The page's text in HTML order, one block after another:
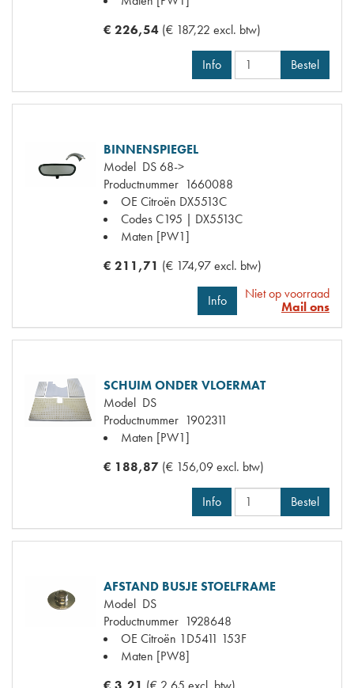
€ 226,54 (€ 187,22 excl. btw)
Info Bestel
BINNENSPIEGEL
Model DS 68->
Productnummer 1660088
OE Citroën DX5513C
CodesC195 | DX5513C
Maten [PW1]
€ 211,71 (€ 174,97 excl. btw)
Info
Niet op voorraad
Mail ons
SCHUIM ONDER VLOERMAT
Model DS
Productnummer 1902311
Maten [PW1]
€ 188,87 (€ 156,09 excl. btw)
Info Bestel
AFSTAND BUSJE STOELFRAME
Model DS
Productnummer 1928648
OE Citroën 1D5411 153F
Maten [PW8]